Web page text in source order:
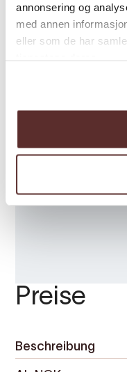
annonsering og
med annen
eller som de har
Dauer: 3
Preise
Beschreibung